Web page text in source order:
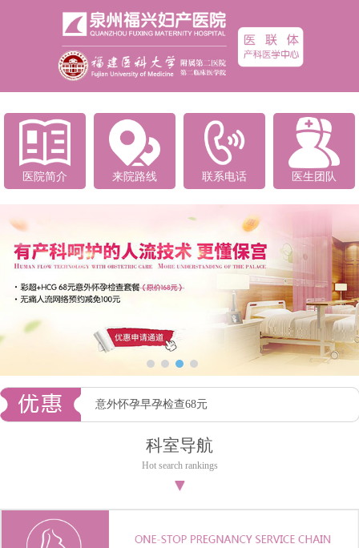
医院简介 来院路线 联系电话 医生团队
意外怀孕早孕检查68元
科室导航
Hot search rankings
▼